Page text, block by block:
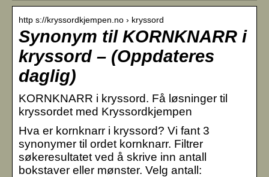
http s://kryssordkjempen.no › kryssord
Synonym til KORNKNARR i
kryssord – (Oppdateres
daglig)
KORNKNARR i kryssord. Få løsninger til
kryssordet med Kryssordkjempen
Hva er kornknarr i kryssord? Vi fant 3
synonymer til ordet kornknarr. Filtrer
søkeresultatet ved å skrive inn antall
bokstaver eller mønster. Velg antall: